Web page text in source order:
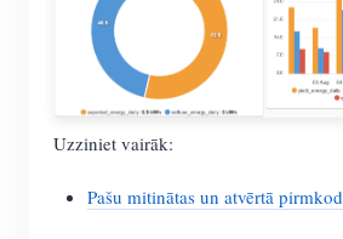
Uzziniet vairāk:
Pašu mitinātas un atvērtā